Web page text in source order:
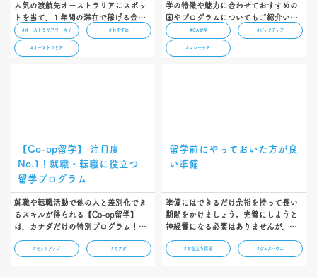
人気の渡航先オーストラリアにスポッ
トを当て、１年間の滞在で稼げる金額
を解説しています。そのほかにも、語
学学校へ通う場合や渡航後すぐに働く
場合など、滞在スタイル別にかかる費
#オーストラリアワーホリ #おすすめ
#オーストラリア
学の特徴や魅力に合わせておすすめの
国やプログラムについてもご紹介いた
します…#CA留学 #ピックアップ
#マレーシア
【Co-op留学】 注目度
No.1！就職・転職に役立つ
留学プログラム
就職や転職活動で他の人と差別化でき
るスキルが得られる【Co-op留学】
は、カナダだけの特別プログラム！プ
き、さらにディプロマや国際資格も取
#ピックアップ #カナダ
留学前にやっておいた方が良
い準備
準備にはできるだけ余裕を持って長い
期間をかけましょう。完璧にしようと
神経質になる必要はありませんが、そ
難しいのが現実です。留学カウンセラ
#お役立ち情報 #シェアハウス